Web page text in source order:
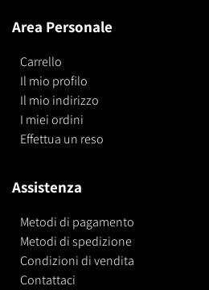
Area Personale
Carrello
Il mio profilo
Il mio indirizzo
I miei ordini
Effettua un reso
Assistenza
Metodi di pagamento
Metodi di spedizione
Condizioni di vendita
Contattaci